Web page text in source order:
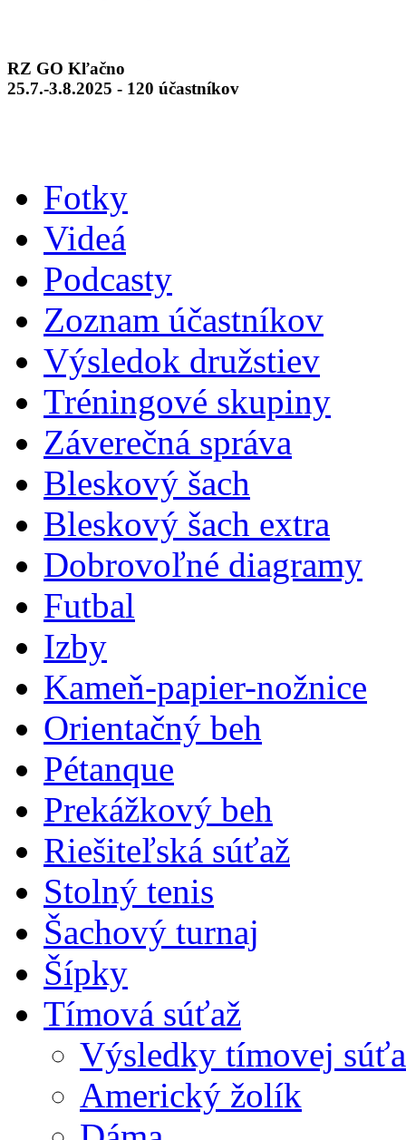
RZ GO Kľačno
25.7.-3.8.2025 - 120 účastníkov
Fotky
Videá
Podcasty
Zoznam účastníkov
Výsledok družstiev
Tréningové skupiny
Záverečná správa
Bleskový šach
Bleskový šach extra
Dobrovoľné diagramy
Futbal
Izby
Kameň-papier-nožnice
Orientačný beh
Pétanque
Prekážkový beh
Riešiteľská súťaž
Stolný tenis
Šachový turnaj
Šípky
Tímová súťaž
Výsledky tímovej
Americký žolík